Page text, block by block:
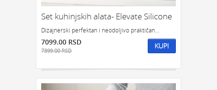
Set kuhinjskih alata- Elevate Silicone
Dizajnerski perfektan i neodoljivo praktičan...
7099.00 RSD
7399.00 RSD
KUPI